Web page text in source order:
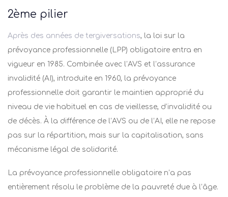
2ème pilier
Après des années de tergiversations, la loi sur la
prévoyance professionnelle (LPP) obligatoire entra en
vigueur en 1985. Combinée avec l’AVS et l’assurance
invalidité (AI), introduite en 1960, la prévoyance
professionnelle doit garantir le maintien approprié du
niveau de vie habituel en cas de vieillesse, d’invalidité ou
de décès. À la différence de l’AVS ou de l’AI, elle ne repose
pas sur la répartition, mais sur la capitalisation, sans
mécanisme légal de solidarité.
La prévoyance professionnelle obligatoire n’a pas
entièrement résolu le problème de la pauvreté due à l’âge.